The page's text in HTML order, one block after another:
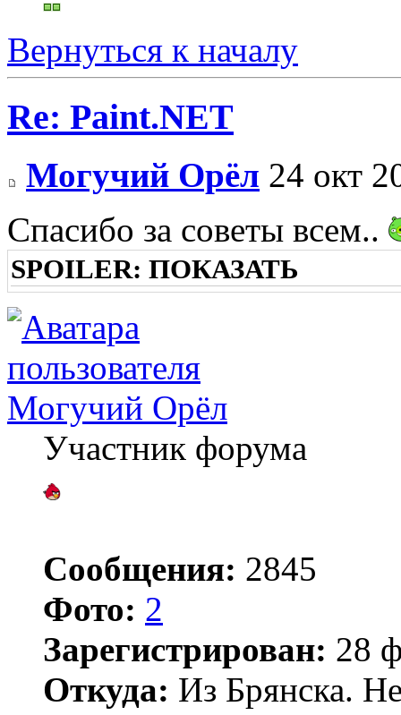
Вернуться к началу
Re: Paint.NET
Могучий Орёл 24 окт
Спасибо за советы всем..
SPOILER: ПОКАЗАТЬ
Могучий Орёл
Участник форума
Сообщения: 2845
Фото: 2
Зарегистрирован: 28
Откуда: Из Брянска.